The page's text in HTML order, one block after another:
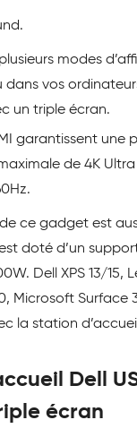
modes
dans vos
un triple écran.
garantissent une
de 4K Ultra
ce gadget est
doté d’un
Dell XPS 13/15,
Microsoft Surface
la station
Dell
écran